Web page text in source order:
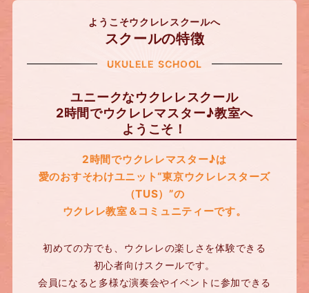
ようこそウクレレスクールへ
スクールの特徴
UKULELE SCHOOL
ユニークなウクレレスクール
2時間でウクレレマスター♪教室へ
ようこそ！
2時間でウクレレマスター♪は
愛のおすそわけユニット“東京ウクレレスターズ
（TUS）”の
ウクレレ教室＆コミュニティーです。
初めての方でも、ウクレレの楽しさを体験できる
初心者向けスクールです。
会員になると多様な演奏会やイベントに参加できる